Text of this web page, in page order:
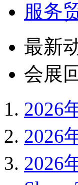
服务
最新
会展
2026
2026
2026